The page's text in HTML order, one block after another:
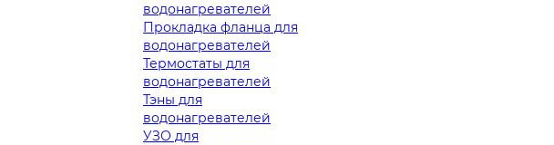
водонагревателей
Прокладка фланца для
водонагревателей
Термостаты для
водонагревателей
Тэны для
водонагревателей
УЗО для